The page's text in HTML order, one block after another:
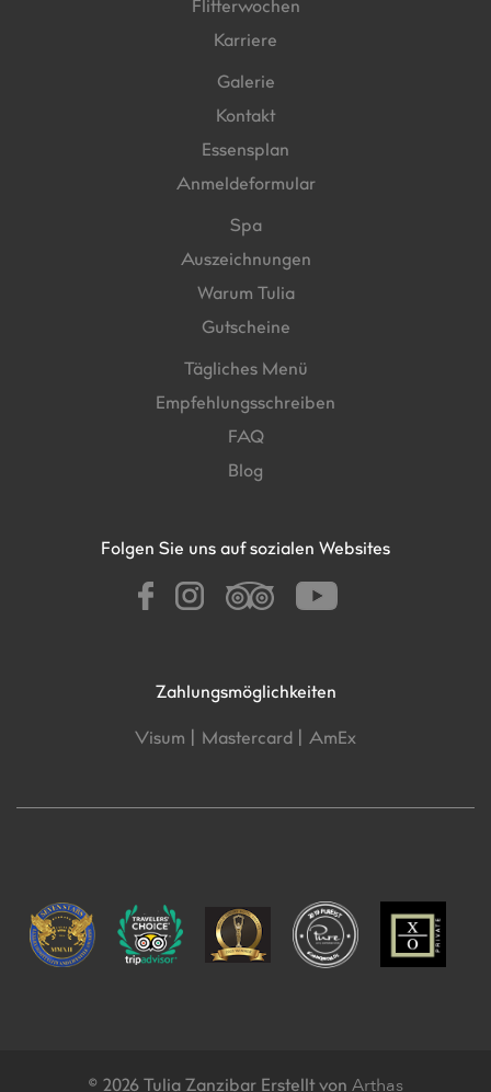
Flitterwochen
Karriere
Galerie
Kontakt
Essensplan
Anmeldeformular
Spa
Auszeichnungen
Warum Tulia
Gutscheine
Tägliches Menü
Empfehlungsschreiben
FAQ
Blog
Folgen Sie uns auf sozialen Websites
Zahlungsmöglichkeiten
Visum | Mastercard | AmEx
© 2026 Tulia Zanzibar Erstellt von Arthas